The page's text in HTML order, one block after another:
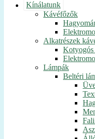
Kínálatunk
Kávéfőzők
Alkatrészek
Lámpák
Beltéri